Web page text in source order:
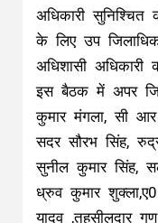
अधिकारी
के लिए उप
अधिशासी अधिकारी
इस बैठक में अपर
कुमार मंगला, सी
सदर सौरभ सिंह,
सुनील कुमार सिंह,
ध्रुव कुमार
यादव ,तहसीलदार